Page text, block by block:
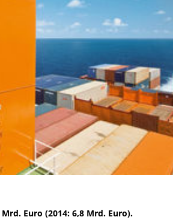
Euro (2014: 6,8 Mrd. Euro).